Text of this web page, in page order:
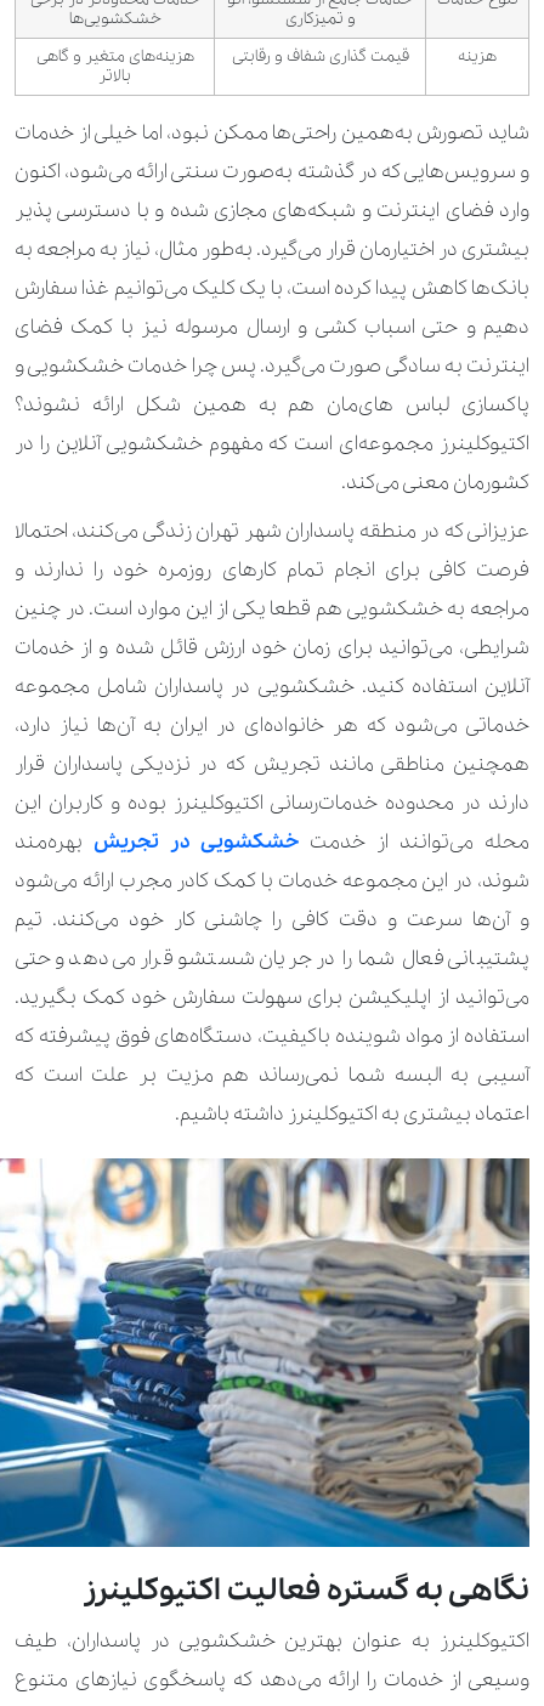
و تمیزکاری
خشکشویی‌ها
هزینه
قیمت گذاری شفاف و رقابتی
هزینه‌های متغیر و گاهی
بالاتر
شاید تصورش به‌همین راحتی‌ها ممکن نبود، اما خیلی از خدمات
و سرویس‌هایی که در گذشته به‌صورت سنتی ارائه می‌شود، اکنون
وارد فضای اینترنت و شبکه‌های مجازی شده و با دسترسی پذیر
بیشتری در اختیارمان قرار می‌گیرد. به‌طور مثال، نیاز به مراجعه به
بانک‌ها کاهش پیدا کرده است، با یک کلیک می‌توانیم غذا سفارش
دهیم و حتی اسباب کشی و ارسال مرسوله نیز با کمک فضای
اینترنت به سادگی صورت می‌گیرد. پس چرا خدمات خشکشویی و
پاکسازی لباس های‌مان هم به همین شکل ارائه نشوند؟
اکتیوکلینرز مجموعه‌ای است که مفهوم خشکشویی آنلاین را در
کشورمان معنی می‌کند.
عزیزانی که در منطقه پاسداران شهر تهران زندگی می‌کنند، احتمالا
فرصت کافی برای انجام تمام کارهای روزمره خود را ندارند و
مراجعه به خشکشویی هم قطعا یکی از این موارد است. در چنین
شرایطی، می‌توانید برای زمان خود ارزش قائل شده و از خدمات
آنلاین استفاده کنید. خشکشویی در پاسداران شامل مجموعه
خدماتی می‌شود که هر خانواده‌ای در ایران به آن‌ها نیاز دارد،
همچنین مناطقی مانند تجریش که در نزدیکی پاسداران قرار
دارند در محدوده خدمات‌رسانی اکتیوکلینرز بوده و کاربران این
محله می‌توانند از خدمت خشکشویی در تجریش بهره‌مند
شوند، در این مجموعه خدمات با کمک کادر مجرب ارائه می‌شود
و آن‌ها سرعت و دقت کافی را چاشنی کار خود می‌کنند. تیم
پشتیبانی فعال شما را در جریان شستشو قرار می‌دهد و حتی
می‌توانید از اپلیکیشن برای سهولت سفارش خود کمک بگیرید.
استفاده از مواد شوینده باکیفیت، دستگاه‌های فوق پیشرفته که
آسیبی به البسه شما نمی‌رساند هم مزیت بر علت است که
اعتماد بیشتری به اکتیوکلینرز داشته باشیم.
نگاهی به گستره فعالیت اکتیوکلینرز
اکتیوکلینرز به عنوان بهترین خشکشویی در پاسداران، طیف
وسیعی از خدمات را ارائه می‌دهد که پاسخگوی نیازهای متنوع